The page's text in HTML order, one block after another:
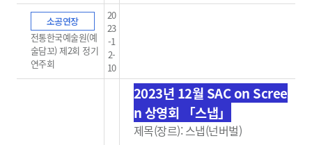
소공연장
전통한국예술원(예
술담꼬) 제2회 정기
연주회
20
23
-1
2-
10
2023년 12월 SAC on Scree
n 상영회 「스냅」
제목(장르): 스냅(넌버벌)